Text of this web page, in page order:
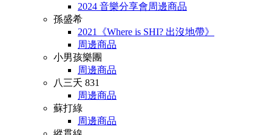
2024 音樂分享會周邊商品
孫盛希
2021《Where is SHI? 出沒地帶》
周邊商品
小男孩樂團
周邊商品
八三夭 831
周邊商品
蘇打綠
周邊商品